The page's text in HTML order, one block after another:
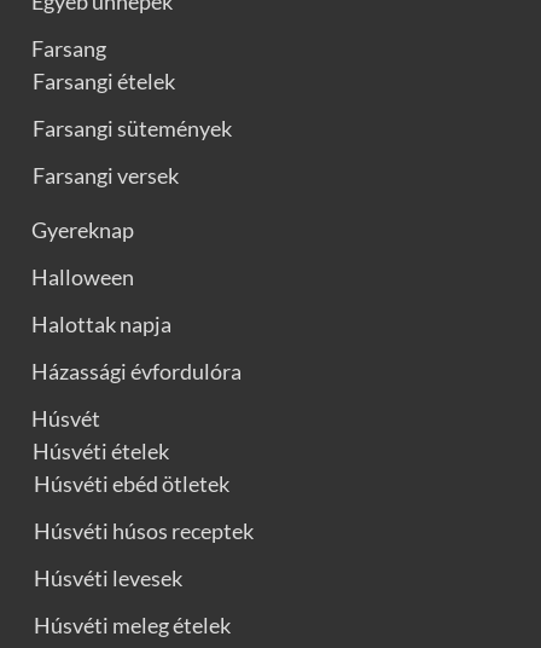
Farsang
Farsangi ételek
Farsangi sütemények
Farsangi versek
Gyereknap
Halloween
Halottak napja
Házassági évfordulóra
Húsvét
Húsvéti ételek
Húsvéti ebéd ötletek
Húsvéti húsos receptek
Húsvéti levesek
Húsvéti meleg ételek